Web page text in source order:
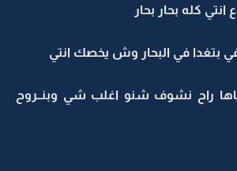
كله بحار بحار
بتغدا في البحار وش يخصك انتي
راح نشوف شنو اغلب شي وبنــروح